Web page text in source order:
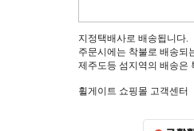
지정택배사로 배송됩니다.
주문시에는 착불로 배송되
제주도등 섬지역의 배송은
휠게이트 쇼핑몰 고객센터